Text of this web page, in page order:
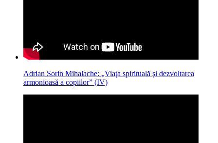
Adrian Sorin Mihalache: „Viaţa spirituală şi dezvoltarea
armonioasă a copiilor” (IV)